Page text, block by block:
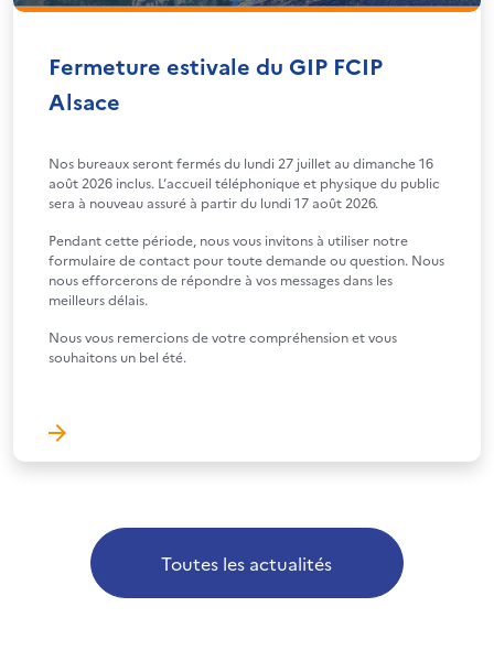
Fermeture estivale du GIP FCIP
Alsace
Nos bureaux seront fermés du lundi 27 juillet au dimanche 16
août 2026 inclus. L’accueil téléphonique et physique du public
sera à nouveau assuré à partir du lundi 17 août 2026.
Pendant cette période, nous vous invitons à utiliser notre
formulaire de contact pour toute demande ou question. Nous
nous efforcerons de répondre à vos messages dans les
meilleurs délais.
Nous vous remercions de votre compréhension et vous
souhaitons un bel été.
Toutes les actualités